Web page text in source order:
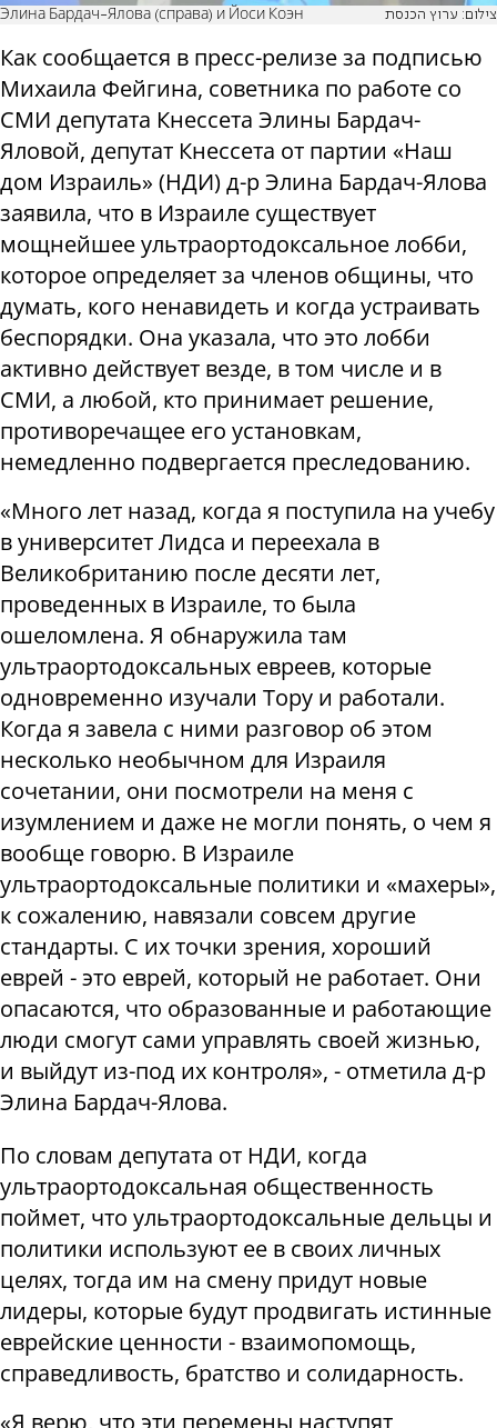
Элина Бардач-Ялова (справа) и Йоси Коэн צילום: ערוץ הכנסת
Как сообщается в пресс-релизе за подписью
Михаила Фейгина, советника по работе со
СМИ депутата Кнессета Элины Бардач-
Яловой, депутат Кнессета от партии «Наш
дом Израиль» (НДИ) д-р Элина Бардач-Ялова
заявила, что в Израиле существует
мощнейшее ультраортодоксальное лобби,
которое определяет за членов общины, что
думать, кого ненавидеть и когда устраивать
беспорядки. Она указала, что это лобби
активно действует везде, в том числе и в
СМИ, а любой, кто принимает решение,
противоречащее его установкам,
немедленно подвергается преследованию.
«Много лет назад, когда я поступила на учебу
в университет Лидса и переехала в
Великобританию после десяти лет,
проведенных в Израиле, то была
ошеломлена. Я обнаружила там
ультраортодоксальных евреев, которые
одновременно изучали Тору и работали.
Когда я завела с ними разговор об этом
несколько необычном для Израиля
сочетании, они посмотрели на меня с
изумлением и даже не могли понять, о чем я
вообще говорю. В Израиле
ультраортодоксальные политики и «махеры»,
к сожалению, навязали совсем другие
стандарты. С их точки зрения, хороший
еврей - это еврей, который не работает. Они
опасаются, что образованные и работающие
люди смогут сами управлять своей жизнью,
и выйдут из-под их контроля», - отметила д-р
Элина Бардач-Ялова.
По словам депутата от НДИ, когда
ультраортодоксальная общественность
поймет, что ультраортодоксальные дельцы и
политики используют ее в своих личных
целях, тогда им на смену придут новые
лидеры, которые будут продвигать истинные
еврейские ценности - взаимопомощь,
справедливость, братство и солидарность.